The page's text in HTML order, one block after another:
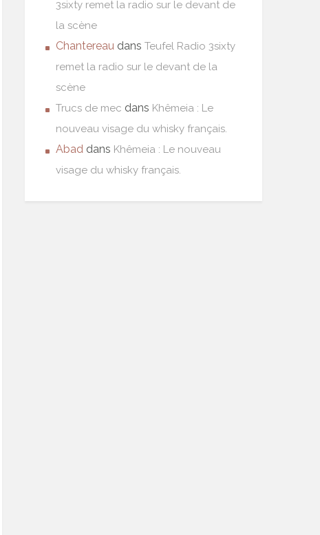
3sixty remet la radio sur le devant de
la scène
Chantereau dans Teufel Radio 3sixty
remet la radio sur le devant de la
scène
Trucs de mec dans Khêmeia : Le
nouveau visage du whisky français.
Abad dans Khêmeia : Le nouveau
visage du whisky français.